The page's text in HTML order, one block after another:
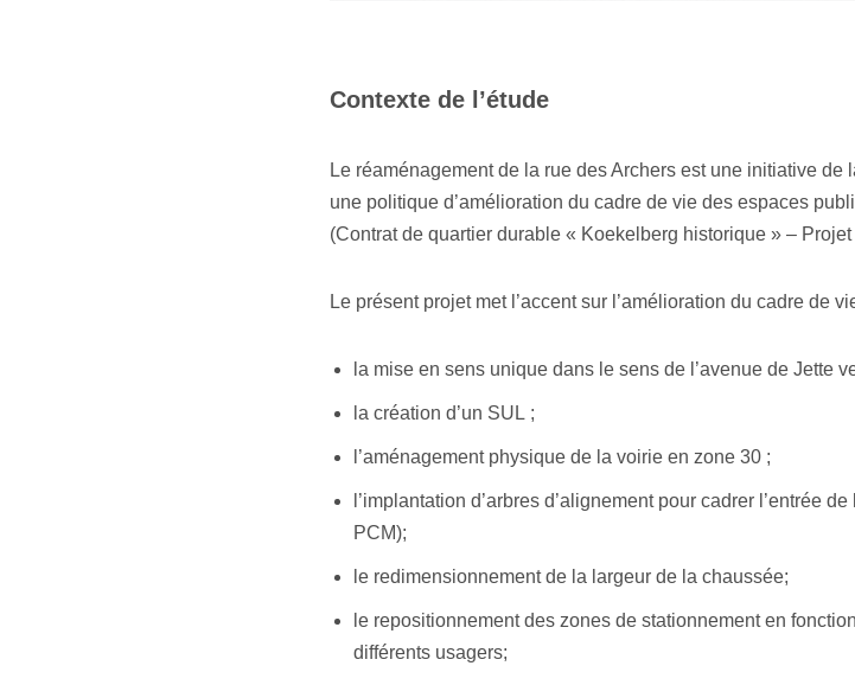
Contexte de l’étude
Le réaménagement de la rue des Archers est une initiative
une politique d’amélioration du cadre de vie des espaces
(Contrat de quartier durable « Koekelberg historique » – Projet
Le présent projet met l’accent sur l’amélioration du cadre de
la mise en sens unique dans le sens de l’avenue de Jette
la création d’un SUL ;
l’aménagement physique de la voirie en zone 30 ;
l’implantation d’arbres d’alignement pour cadrer l’entrée
PCM);
le redimensionnement de la largeur de la chaussée;
le repositionnement des zones de stationnement en
différents usagers;